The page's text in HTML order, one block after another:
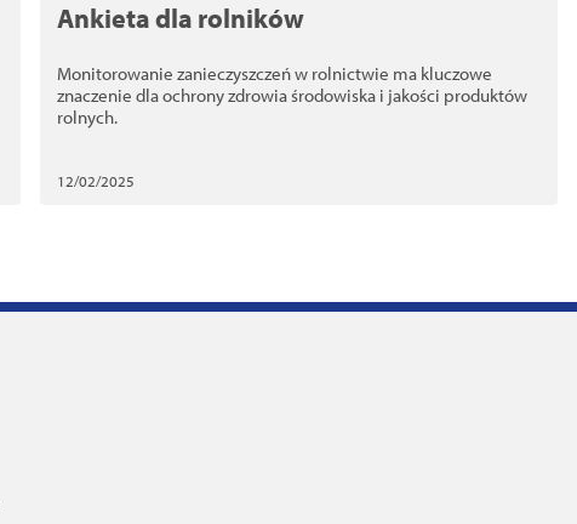
Ankieta dla rolników
Monitorowanie zanieczyszczeń w rolnictwie ma kluczowe
znaczenie dla ochrony zdrowia środowiska i jakości produktów
rolnych.
12/02/2025